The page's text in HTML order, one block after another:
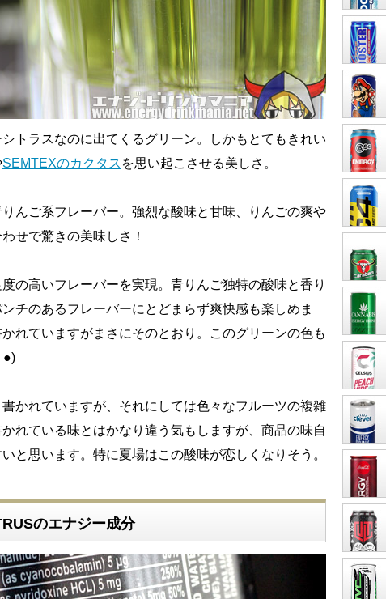
トラスなのに出てくるグリーン。しかもとてもきれい
SEMTEXのカクタス を思い起こさせる美しさ。
んご系フレーバー。強烈な酸味と甘味、りんごの爽や
せで驚きの美味しさ！
の高いフレーバーを実現。青りんご独特の酸味と香り
チのあるフレーバーにとどまらず爽快感も楽しめま
れていますがまさにそのとおり。このグリーンの色も
●)
かれていますが、それにしては色々なフルーツの複雑
れている味とはかなり違う気もしますが、商品の味自
と思います。特に夏場はこの酸味が恋しくなりそう。
のエナジー成分